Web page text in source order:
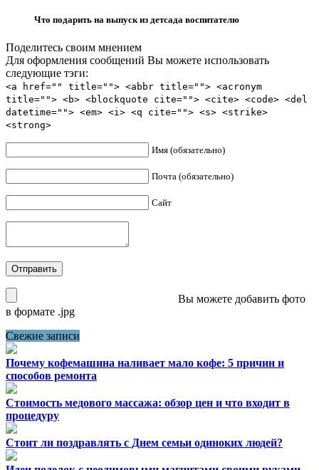
Что подарить на выпуск из детсада воспитателю
Поделитесь своим мнением
Для оформления сообщений Вы можете использовать
следующие тэги:
<a href="" title=""> <abbr title=""> <acronym
title=""> <b> <blockquote cite=""> <cite> <code> <del
datetime=""> <em> <i> <q cite=""> <s> <strike>
<strong>
Имя (обязательно)
Почта (обязательно)
Сайт
Вы можете добавить фото
в формате .jpg
Свежие записи
Почему кофемашина наливает мало кофе: 5 причин и
способов ремонта
Стоимость медового массажа: обзор цен и что входит в
процедуру
Стоит ли поздравлять с Днем семьи одиноких людей?